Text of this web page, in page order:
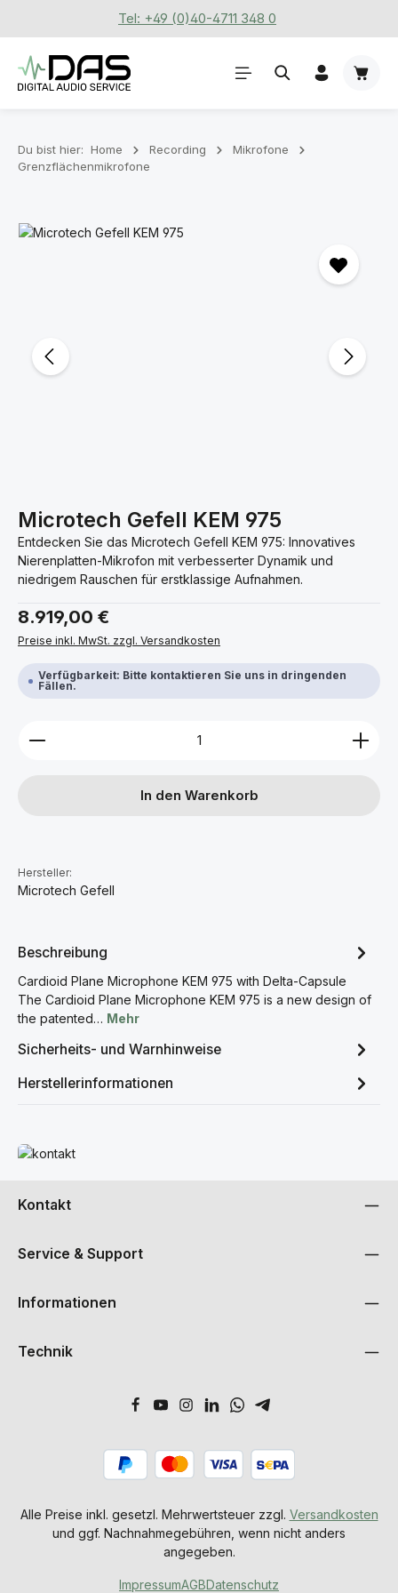
Zum Hauptinhalt springenTel: +49 (0)40-4711 348 0
Du bist hier: Home Recording
Mikrofone
Grenzflächenmikrofone
Bildergalerie überspringen
Microtech Gefell KEM 975
Entdecken Sie das Microtech Gefell KEM 975: Innovatives
Nierenplatten-Mikrofon mit verbesserter Dynamik und
niedrigem Rauschen für erstklassige Aufnahmen.
Regulärer Preis:
8.919,00 €
Preise inkl. MwSt. zzgl. Versandkosten
Verfügbarkeit: Bitte kontaktieren Sie uns in dringenden
Fällen.
Produkt Anzahl: Gib den gewünschten Wert ein
In den Warenkorb
Hersteller:
Microtech Gefell
Beschreibung
Cardioid Plane Microphone KEM 975 with Delta-Capsule
The Cardioid Plane Microphone KEM 975 is a new design of
the patented… Mehr
Sicherheits- und Warnhinweise
Herstellerinformationen
Mehr erfahren
Kontakt
Service & Support
Informationen
Technik
Alle Preise inkl. gesetzl. Mehrwertsteuer zzgl. Versandkosten
und ggf. Nachnahmegebühren, wenn nicht anders
angegeben.
ImpressumAGBDatenschutz